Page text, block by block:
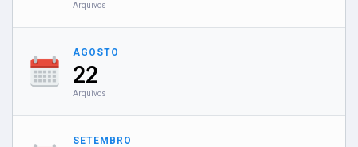
Arquivos
AGOSTO
22
Arquivos
SETEMBRO